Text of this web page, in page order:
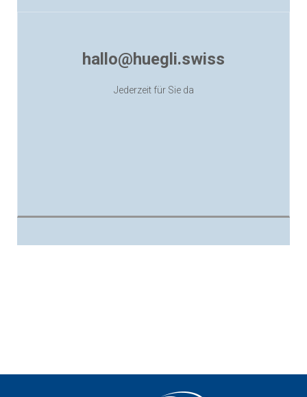
hallo@huegli.swiss
Jederzeit für Sie da
www.huegli.swiss